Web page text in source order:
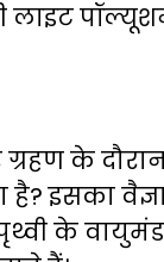
लाइट
के
इसका
के